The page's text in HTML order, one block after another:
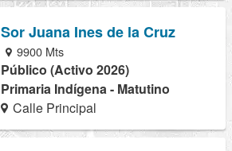
Sor Juana Ines de la Cruz
9900 Mts
Público (Activo 2026)
Primaria Indígena - Matutino
Calle Principal